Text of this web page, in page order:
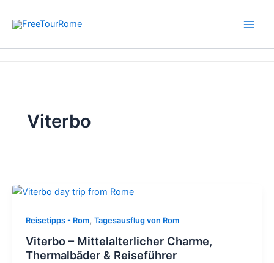
Inhalt
Viterbo
Reisetipps - Rom, Tagesausflug von Rom
Viterbo – Mittelalterlicher Charme,
Thermalbäder & Reiseführer